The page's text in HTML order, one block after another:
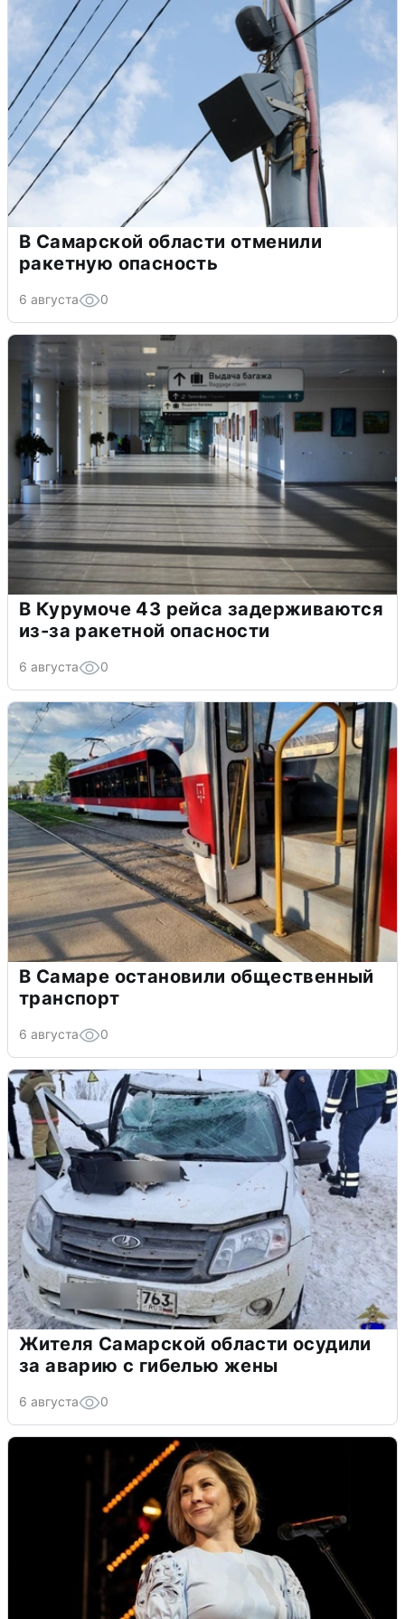
В Самарской области отменили
ракетную опасность
6 августа 0
В Курумоче 43 рейса задерживаются
из-за ракетной опасности
6 августа 0
В Самаре остановили общественный
транспорт
6 августа 0
Жителя Самарской области осудили
за аварию с гибелью жены
6 августа 0